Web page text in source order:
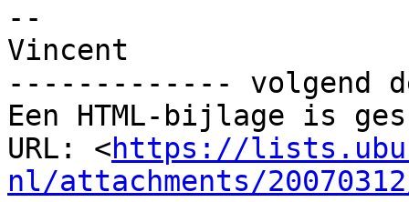
--
Vincent
------------- volgend
Een HTML-bijlage is
URL: <https://
nl/attachments/